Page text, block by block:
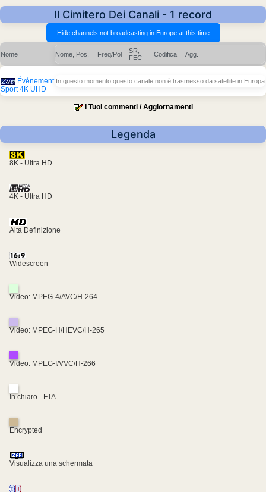
Il Cimitero Dei Canali - 1 record
Nome Nome, Pos. Freq/Pol
SR,
FEC
Codifica Agg.
Événement
Sport 4K UHD
In questo momento questo canale non è trasmesso da satellite in Europa
I Tuoi commenti / Aggiornamenti
Legenda
8K - Ultra HD
4K - Ultra HD
Alta Definizione
Widescreen
Video: MPEG-4/AVC/H-264
Video: MPEG-H/HEVC/H-265
Video: MPEG-I/VVC/H-266
In chiaro - FTA
Encrypted
Visualizza una schermata